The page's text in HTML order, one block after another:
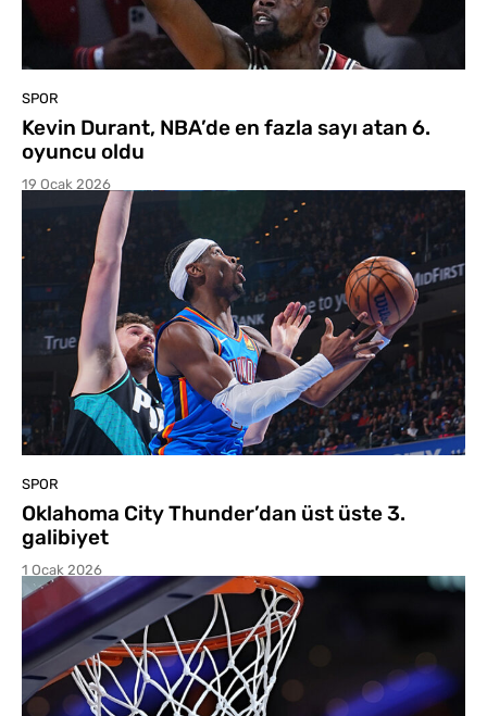
SPOR
Kevin Durant, NBA’de en fazla sayı atan 6.
oyuncu oldu
19 Ocak 2026
SPOR
Oklahoma City Thunder’dan üst üste 3.
galibiyet
1 Ocak 2026